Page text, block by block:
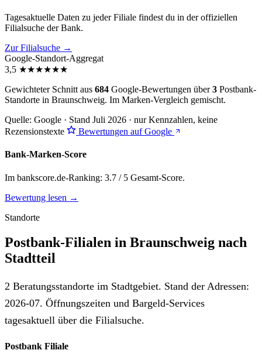
Tagesaktuelle Daten zu jeder Filiale findest du in der offiziellen
Filialsuche der Bank.
Zur Filialsuche →
Google-Standort-Aggregat
3,5 ★★★★★★
Gewichteter Schnitt aus 684 Google-Bewertungen über3 Postbank-
Standorte in Braunschweig. Im Marken-Vergleich gemischt.
Quelle: Google · Stand Juli 2026 · nur Kennzahlen, keine
Rezensionstexte
Bewertungen auf Google
Bank-Marken-Score
Im bankscore.de-Ranking: 3.7 / 5 Gesamt-Score.
Bewertung lesen →
Standorte
Postbank-Filialen in Braunschweig nach
Stadtteil
2 Beratungsstandorte im Stadtgebiet. Stand der Adressen:
2026-07. Öffnungszeiten und Bargeld-Services
tagesaktuell über die Filialsuche.
Postbank Filiale